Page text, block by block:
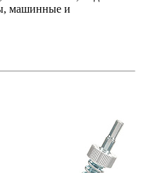
машинные и